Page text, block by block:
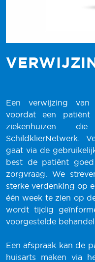
Een verwijzing
voordat een
ziekenhuizen
SchildklierNetwerk.
gaat via de
best de patiënt
zorgvraag. We
sterke verdenking op
één week te zien op
wordt tijdig
voorgestelde
Een afspraak kan de
huisarts maken via